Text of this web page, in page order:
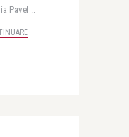
Pavel ..